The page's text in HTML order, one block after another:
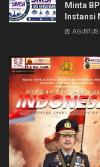
Minta
Instansi